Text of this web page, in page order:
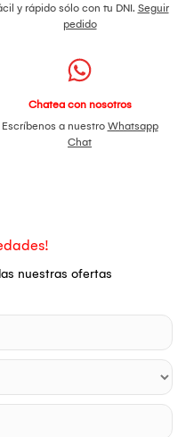
y rápido sólo con tu DNI. Seguir
pedido
Chatea con nosotros
Escríbenos a nuestro Whatsapp
Chat
nuestras ofertas